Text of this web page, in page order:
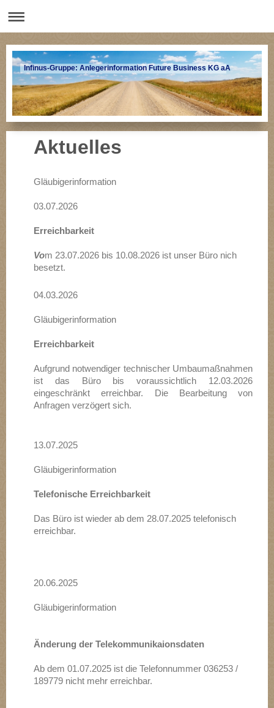
Infinus-Gruppe: Anlegerinformation Future Business KG aA
Aktuelles
Gläubigerinformation
03.07.2026
Erreichbarkeit
Vom 23.07.2026 bis 10.08.2026 ist unser Büro nich
besetzt.
04.03.2026
Gläubigerinformation
Erreichbarkeit
Aufgrund notwendiger technischer Umbaumaßnahmen
ist das Büro bis voraussichtlich 12.03.2026
eingeschränkt erreichbar. Die Bearbeitung von
Anfragen verzögert sich.
13.07.2025
Gläubigerinformation
Telefonische Erreichbarkeit
Das Büro ist wieder ab dem 28.07.2025 telefonisch
erreichbar.
20.06.2025
Gläubigerinformation
Änderung der Telekommunikaionsdaten
Ab dem 01.07.2025 ist die Telefonnummer 036253 /
189779 nicht mehr erreichbar.